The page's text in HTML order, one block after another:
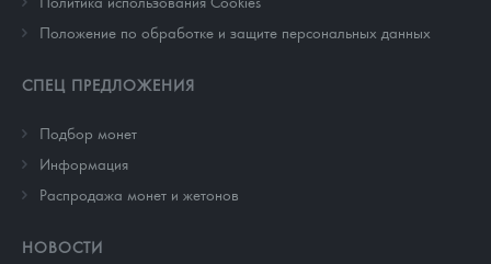
Положение по обработке и защите персональных данных
СПЕЦ ПРЕДЛОЖЕНИЯ
Подбор монет
Информация
Распродажа монет и жетонов
НОВОСТИ